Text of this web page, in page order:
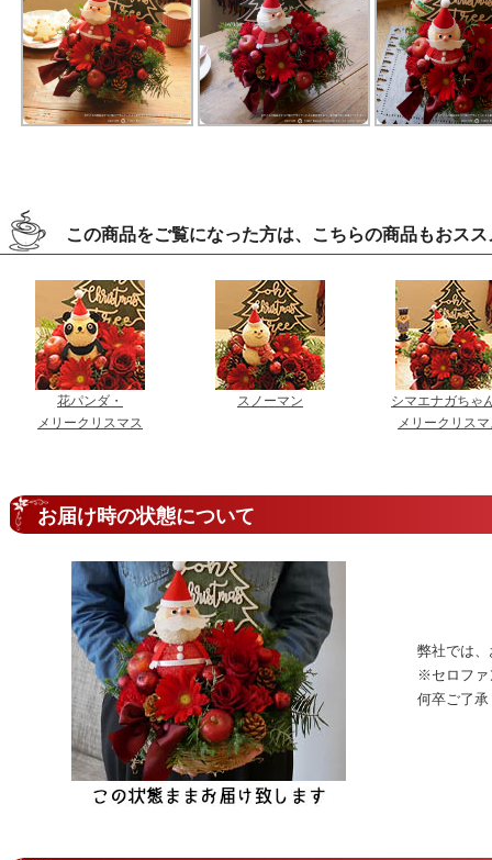
この商品をご覧になった方は、こちらの商品もおスス
花パンダ・
メリークリスマス
スノーマン
シマエナガちゃ
メリークリス
お届け時の状態について
弊社では
※セロファ
何卒ご了